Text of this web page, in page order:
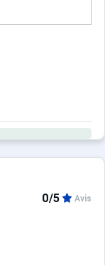
0/5 Avis